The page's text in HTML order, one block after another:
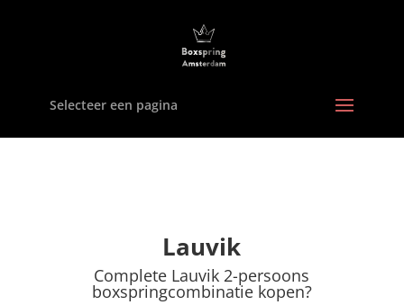
Selecteer een pagina
Lauvik
Complete Lauvik 2-persoons
boxspringcombinatie kopen?